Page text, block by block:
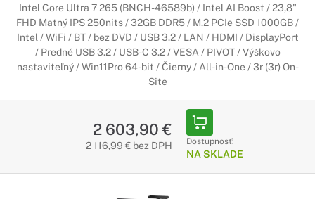
Intel Core Ultra 7 265 (BNCH-46589b) / Intel AI Boost / 23,8"
FHD Matný IPS 250nits / 32GB DDR5 / M.2 PCIe SSD 1000GB /
Intel / WiFi / BT / bez DVD / USB 3.2 / LAN / HDMI / DisplayPort
/ Predné USB 3.2 / USB-C 3.2 / VESA / PIVOT / Výškovo
nastaviteľný / Win11Pro 64-bit / Čierny / All-in-One / 3r (3r) On-
Site
2 603,90 €
2 116,99 € bez DPH Dostupnosť:
NA SKLADE